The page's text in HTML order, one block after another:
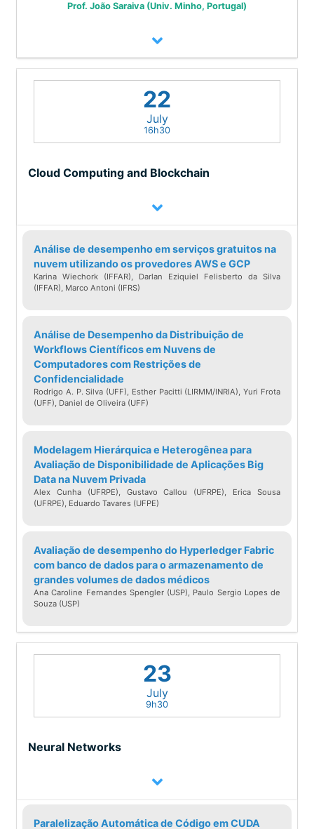
Prof. João Saraiva (Univ. Minho, Portugal)
In this talk we compare a large set of
programming languages regarding their
efficiency, including from an energetic
point-of-view. We have taken 19 solutions to
expressed in (up to) 27 programming
such as the Computer Language Benchmark
We have built a framework to automatically,
and systematically, run, measure and
compare the efficiency of such solutions.
that we propose a serious of efficiency
rankings, based on multiple criteria.
Our results show interesting findings, such
as, slower/faster languages consuming
less/more energy, and how memory usage
show how to use our results to provide
software engineers support to decide which
language to use when energy efficiency is a
concern.
Sobre Prof. João Saraiva (Univ. Minho,
Portugal)
at the Department of Informatics,
University of Minho, Portugal, and a
research member of HASLab/INESC
TEC. He obtained a Ph.D. degree in
Computer Science from Utrecht
contributions have been in the field of
Cloud Computing and Blockchain
22
July
16h30
Análise de desempenho em serviços gratuitos na
nuvem utilizando os provedores AWS e GCP
Karina Wiechork (IFFAR), Darlan Eziquiel Felisberto da Silva
(IFFAR), Marco Antoni (IFRS)
Análise de Desempenho da Distribuição de
Workflows Científicos em Nuvens de
Computadores com Restrições de
Confidencialidade
Rodrigo A. P. Silva (UFF), Esther Pacitti (LIRMM/INRIA), Yuri Frota
(UFF), Daniel de Oliveira (UFF)
Modelagem Hierárquica e Heterogênea para
Avaliação de Disponibilidade de Aplicações Big
Data na Nuvem Privada
Alex Cunha (UFRPE), Gustavo Callou (UFRPE), Erica Sousa
(UFRPE), Eduardo Tavares (UFPE)
Avaliação de desempenho do Hyperledger Fabric
com banco de dados para o armazenamento de
grandes volumes de dados médicos
Ana Caroline Fernandes Spengler (USP), Paulo Sergio Lopes de
Souza (USP)
Neural Networks
23
July
9h30
Paralelização Automática de Código em CUDA